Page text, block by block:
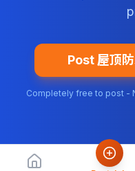
Post 屋顶
Completely free to post -